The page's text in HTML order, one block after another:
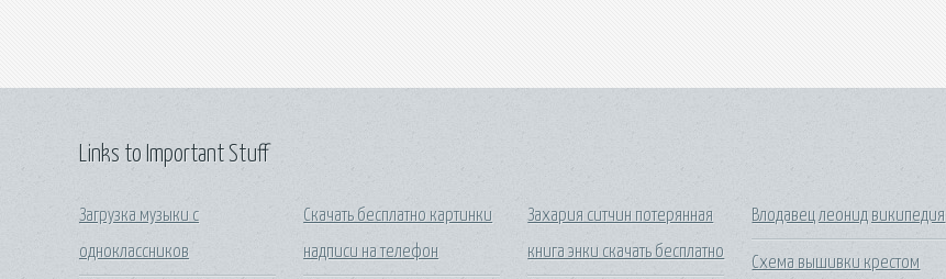
Links to Important Stuff
Загрузка музыки с
одноклассников
Скачать бесплатно картинки
надписи на телефон
Захария ситчин потерянная
книга энки скачать бесплатно
Влодавец леонид википедия
Схема вышивки крестом